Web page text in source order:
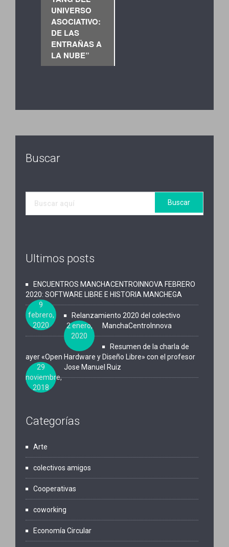
UNIVERSO
ASOCIATIVO:
DE LAS
ENTRAÑAS A
LA NUBE”
Buscar
Ultimos posts
ENCUENTROS MANCHACENTROINNOVA FEBRERO
2020: SOFTWARE LIBRE E HISTORIA MANCHEGA
9
febrero,
2020
Relanzamiento 2020 del colectivo
ManchaCentroInnova
2 enero,
2020
Resumen de la charla de
ayer «Open Hardware y Diseño Libre» con el profesor
Jose Manuel Ruiz
29
noviembre,
2018
Categorías
Arte
colectivos amigos
Cooperativas
coworking
Economía Circular